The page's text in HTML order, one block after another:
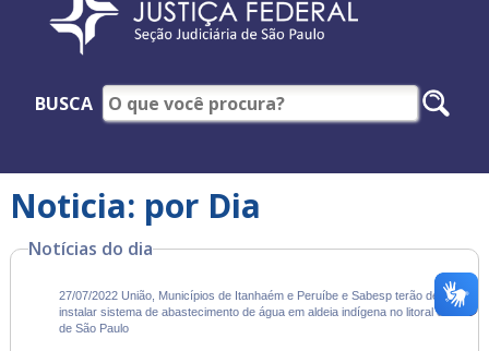
BUSCA
Noticia: por Dia
Notícias do dia
27/07/2022 União, Municípios de Itanhaém e Peruíbe e Sabesp terão de
instalar sistema de abastecimento de água em aldeia indígena no litoral Sul
de São Paulo